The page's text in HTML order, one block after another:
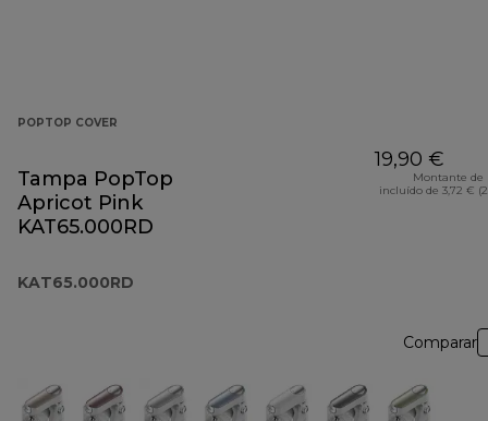
POPTOP COVER
Tampa PopTop
Apricot Pink
KAT65.000RD
KAT65.000RD
19,90 €
Montante de
incluído de 3,72 €
Comparar